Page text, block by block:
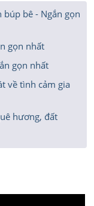
búp bê - Ngắn gọn
gọn nhất
gọn nhất
về tình cảm gia
hương, đất